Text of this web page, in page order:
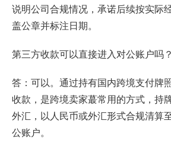
说明公司合规情况，承诺后续按实际
盖公章并标注日期。
第三方收款可以直接进入对公账户吗？
答：可以。通过持有国内跨境支付牌
收款，是跨境卖家蕞常用的方式，持
外汇，以人民币或外汇形式合规清算
公账户。